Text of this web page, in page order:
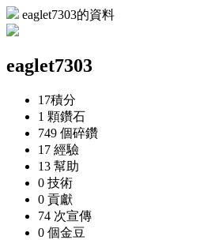
eaglet7303的資料
eaglet7303
17積分
1 顆鑽石
749 個碎鑽
17 經驗
13 幫助
0 技術
0 貢獻
74 次宣傳
0 個金豆